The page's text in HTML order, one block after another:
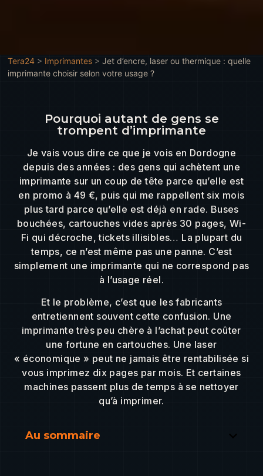
Tera24 > Imprimantes >Jet d’encre, laser ou thermique : quelle
imprimante choisir selon votre usage ?
Pourquoi autant de gens se
trompent d’imprimante
Je vais vous dire ce que je vois en Dordogne
depuis des années : des gens qui achètent une
imprimante sur un coup de tête parce qu’elle est
en promo à 49 €, puis qui me rappellent six mois
plus tard parce qu’elle est déjà en rade. Buses
bouchées, cartouches vides après 30 pages, Wi-
Fi qui décroche, tickets illisibles… La plupart du
temps, ce n’est même pas une panne. C’est
simplement une imprimante qui ne correspond pas
à l’usage réel.
Et le problème, c’est que les fabricants
entretiennent souvent cette confusion. Une
imprimante très peu chère à l’achat peut coûter
une fortune en cartouches. Une laser
« économique » peut ne jamais être rentabilisée si
vous imprimez dix pages par mois. Et certaines
machines passent plus de temps à se nettoyer
qu’à imprimer.
Au sommaire